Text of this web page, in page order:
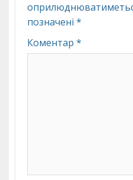
позначені *
Коментар *